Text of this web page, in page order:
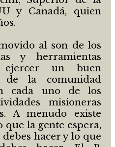
y Canadá, quien
al son de los
y herramientas
ejercer un buen
de la comunidad
cada uno de los
misioneras
A menudo existe
la gente espera,
hacer y lo que